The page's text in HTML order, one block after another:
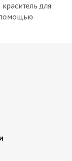
для
помощью